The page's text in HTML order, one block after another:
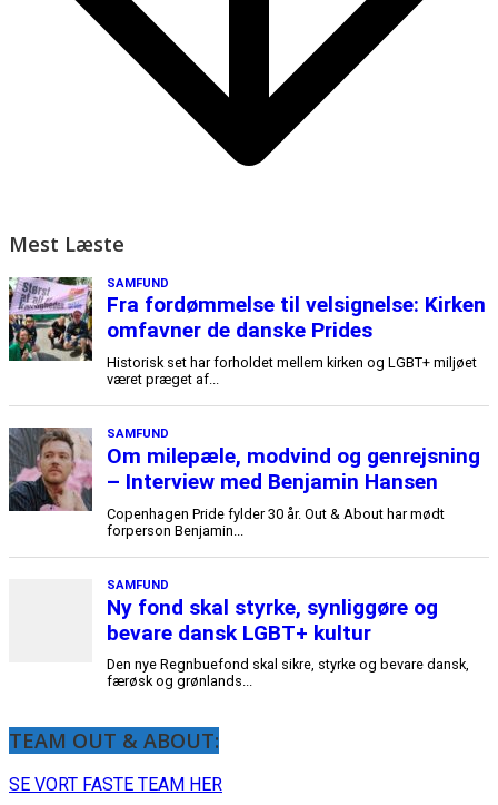
Mest Læste
SAMFUND
Fra fordømmelse til velsignelse: Kirken
omfavner de danske Prides
Historisk set har forholdet mellem kirken og LGBT+ miljøet
været præget af...
SAMFUND
Om milepæle, modvind og genrejsning
– Interview med Benjamin Hansen
Copenhagen Pride fylder 30 år. Out & About har mødt
forperson Benjamin...
SAMFUND
Ny fond skal styrke, synliggøre og
bevare dansk LGBT+ kultur
Den nye Regnbuefond skal sikre, styrke og bevare dansk,
færøsk og grønlands...
TEAM OUT & ABOUT:
SE VORT FASTE TEAM HER